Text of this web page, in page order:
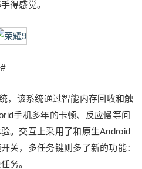
得感觉。
该系统通过智能内存回收和触
手机多年的卡顿、反应慢等问
。交互上采用了和原生Android
关，多任务键则多了新的功能：
务。